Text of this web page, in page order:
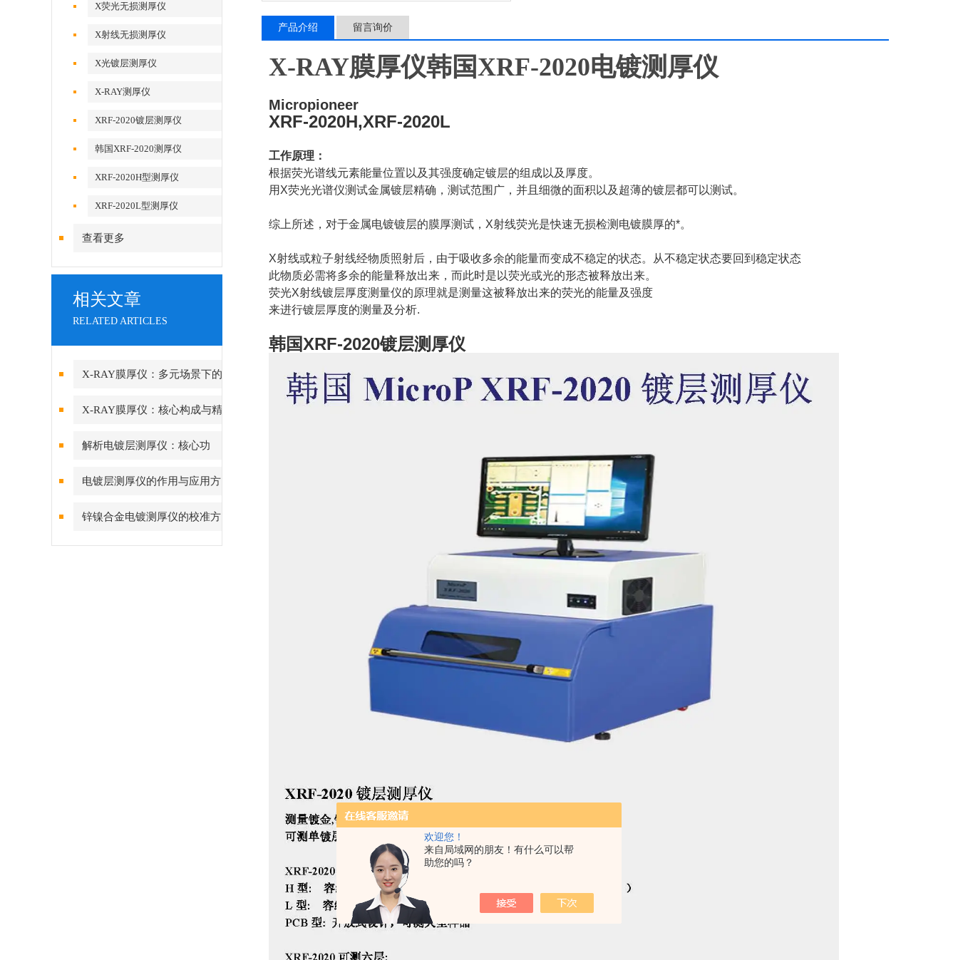
欢迎您！
来自局域网的朋友！有什么可以帮
助您的吗？
X荧光无损测厚仪
X射线无损测厚仪
X光镀层测厚仪
X-RAY测厚仪
XRF-2020镀层测厚仪
韩国XRF-2020测厚仪
XRF-2020H型测厚仪
XRF-2020L型测厚仪
查看更多
相关文章
RELATED ARTICLES
X-RAY膜厚仪：多元场景下的
精准检测边界
X-RAY膜厚仪：核心构成与精
密协作的科技密码
解析电镀层测厚仪：核心功
能、行业应用与技术亮点
电镀层测厚仪的作用与应用方
向分析
锌镍合金电镀测厚仪的校准方
法与重要性
产品介绍 留言询价
X-RAY膜厚仪韩国XRF-2020电镀测厚仪
Micropioneer
XRF-2020H,XRF-2020L
工作原理：
根据荧光谱线元素能量位置以及其强度确定镀层的组成以及厚度。
用X荧光光谱仪测试金属镀层精确，测试范围广，并且细微的面积以及超薄的镀层都可以测试。
综上所述，对于金属电镀镀层的膜厚测试，X射线荧光是快速无损检测电镀膜厚的*。
X射线或粒子射线经物质照射后，由于吸收多余的能量而变成不稳定的状态。从不稳定状态要回到稳定状态
此物质必需将多余的能量释放出来，而此时是以荧光或光的形态被释放出来。
荧光X射线镀层厚度测量仪的原理就是测量这被释放出来的荧光的能量及强度
来进行镀层厚度的测量及分析.
韩国XRF-2020镀层测厚仪